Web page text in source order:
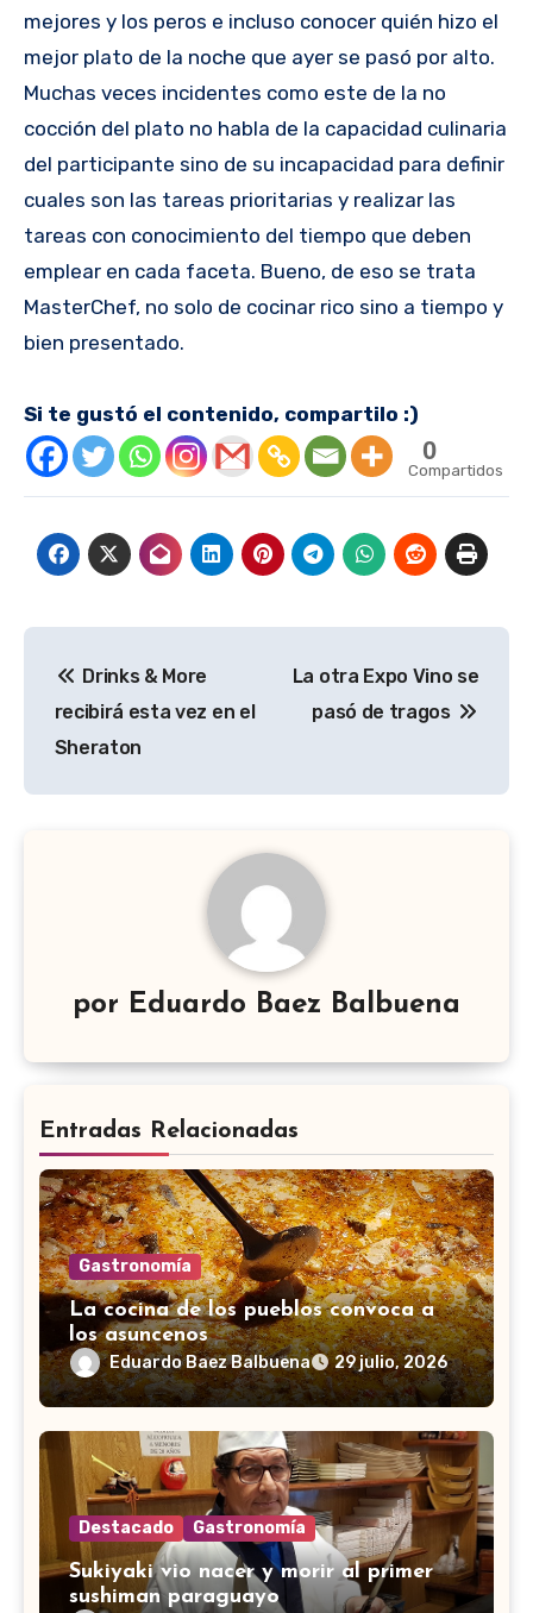
mejores y los peros e incluso conocer quién hizo el
mejor plato de la noche que ayer se pasó por alto.
Muchas veces incidentes como este de la no
cocción del plato no habla de la capacidad culinaria
del participante sino de su incapacidad para definir
cuales son las tareas prioritarias y realizar las
tareas con conocimiento del tiempo que deben
emplear en cada faceta. Bueno, de eso se trata
MasterChef, no solo de cocinar rico sino a tiempo y
bien presentado.
Si te gustó el contenido, compartilo :)
0
Compartidos
de
entradas
Drinks & More
recibirá esta vez en el
Sheraton
La otra Expo Vino se
pasó de tragos
por Eduardo Baez Balbuena
Entradas Relacionadas
Gastronomía
La cocina de los pueblos convoca a
los asuncenos
Eduardo Baez Balbuena 29 julio, 2026
Destacado Gastronomía
Sukiyaki vio nacer y morir al primer
sushiman paraguayo